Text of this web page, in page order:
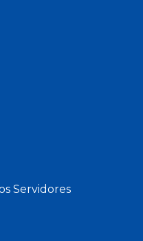
Servidores